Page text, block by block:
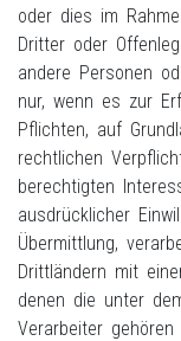
oder dies im
Dritter oder
andere Personen
nur, wenn es zur
Pflichten, auf
rechtlichen
berechtigten
ausdrücklicher
Übermittlung,
Drittländern mit
denen die unter
Verarbeiter